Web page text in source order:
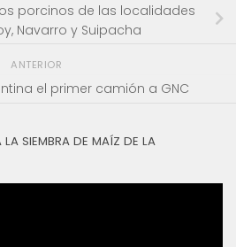
porcinos de las localidades
Navarro y Suipacha
ANTERIOR
el primer camión a GNC
SIEMBRA DE MAÍZ DE LA